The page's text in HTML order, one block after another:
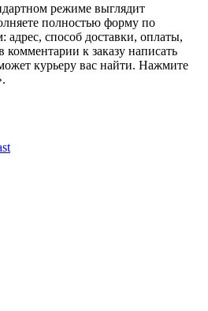
режиме выглядит
полностью форму по
адрес, способ доставки, оплаты,
комментарии к заказу написать
курьеру вас найти. Нажмите